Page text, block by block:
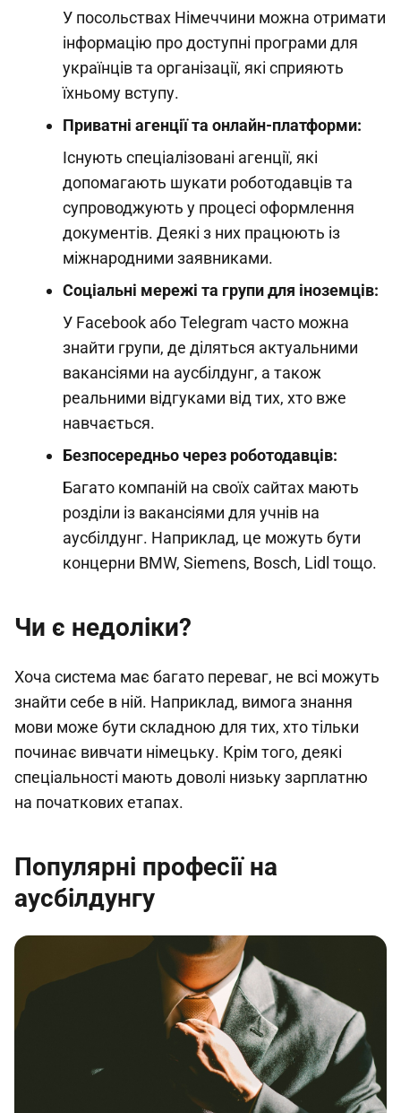
У посольствах Німеччини можна отримати
інформацію про доступні програми для
українців та організації, які сприяють
їхньому вступу.
Приватні агенції та онлайн-платформи:
Існують спеціалізовані агенції, які
допомагають шукати роботодавців та
супроводжують у процесі оформлення
документів. Деякі з них працюють із
міжнародними заявниками.
Соціальні мережі та групи для іноземців:
У Facebook або Telegram часто можна
знайти групи, де діляться актуальними
вакансіями на аусбілдунг, а також
реальними відгуками від тих, хто вже
навчається.
Безпосередньо через роботодавців:
Багато компаній на своїх сайтах мають
розділи із вакансіями для учнів на
аусбілдунг. Наприклад, це можуть бути
концерни BMW, Siemens, Bosch, Lidl тощо.
Чи є недоліки?
Хоча система має багато переваг, не всі можуть
знайти себе в ній. Наприклад, вимога знання
мови може бути складною для тих, хто тільки
починає вивчати німецьку. Крім того, деякі
спеціальності мають доволі низьку зарплатню
на початкових етапах.
Популярні професії на
аусбілдунгу